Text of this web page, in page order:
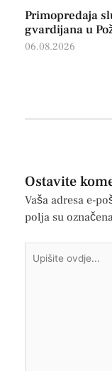
Primopredaja
gvardijana u
06.08.2026
Ostavite
Vaša adresa e-
polja su
ovdje...